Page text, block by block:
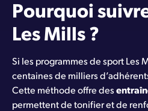
Pourquoi
Les Mills ?
Si les programmes de sport Les
centaines de milliers
Cette méthode offre des
permettent de tonifier et de